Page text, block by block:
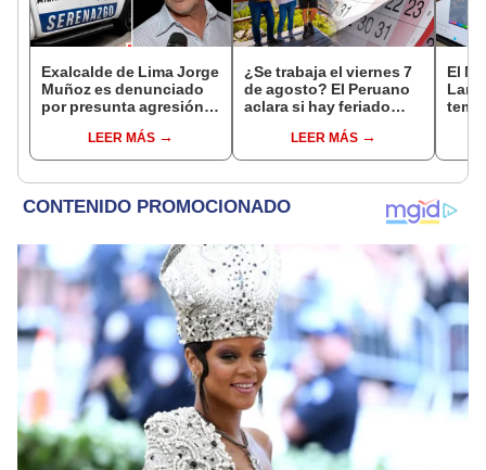
Exalcalde de Lima Jorge
Muñoz es denunciado
por presunta agresión
de Miraflores
LEER MÁS
¿Se trabaja el viernes 7
de agosto? El Peruano
aclara si hay feriado
del 6 de agosto
LEER MÁS
El
palta